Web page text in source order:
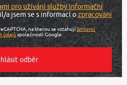
pro užívání služby informační
a jsem se s informací ozpracování
na kterou se vztahujíSmluvní
údajůspolečnosti Google.